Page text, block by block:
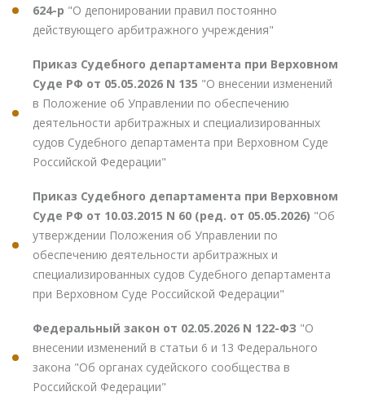
624-р "О депонировании правил постоянно
действующего арбитражного учреждения"
Приказ Судебного департамента при Верховном
Суде РФ от 05.05.2026 N 135 "О внесении изменений
в Положение об Управлении по обеспечению
деятельности арбитражных и специализированных
судов Судебного департамента при Верховном Суде
Российской Федерации"
Приказ Судебного департамента при Верховном
Суде РФ от 10.03.2015 N 60 (ред. от 05.05.2026) "Об
утверждении Положения об Управлении по
обеспечению деятельности арбитражных и
специализированных судов Судебного департамента
при Верховном Суде Российской Федерации"
Федеральный закон от 02.05.2026 N 122-ФЗ "О
внесении изменений в статьи 6 и 13 Федерального
закона "Об органах судейского сообщества в
Российской Федерации"